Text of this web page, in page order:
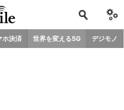
ホ決済 世界を変える5G デジモノ